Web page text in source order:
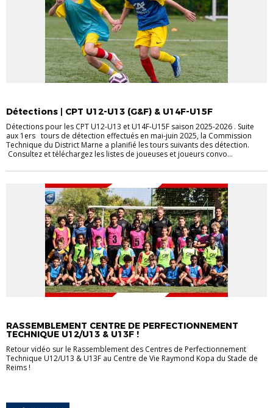
Détections | CPT U12-U13 (G&F) & U14F-U15F
Détections pour les CPT U12-U13 et U14F-U15F saison 2025-2026 . Suite
aux 1ers tours de détection effectués en mai-juin 2025, la Commission
Technique du District Marne a planifié les tours suivants des détection.
Consultez et téléchargez les listes de joueuses et joueurs convo...
RASSEMBLEMENT CENTRE DE PERFECTIONNEMENT
TECHNIQUE U12/U13 & U13F !
Retour vidéo sur le Rassemblement des Centres de Perfectionnement
Technique U12/U13 & U13F au Centre de Vie Raymond Kopa du Stade de
Reims !